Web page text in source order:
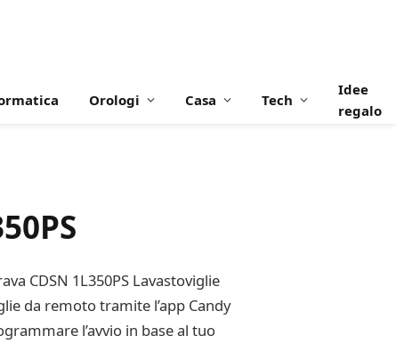
Orologi Casa Tech
Idee
regalo
CDSN 1L350PS Lavastoviglie
da remoto tramite l’app Candy
l’avvio in base al tuo